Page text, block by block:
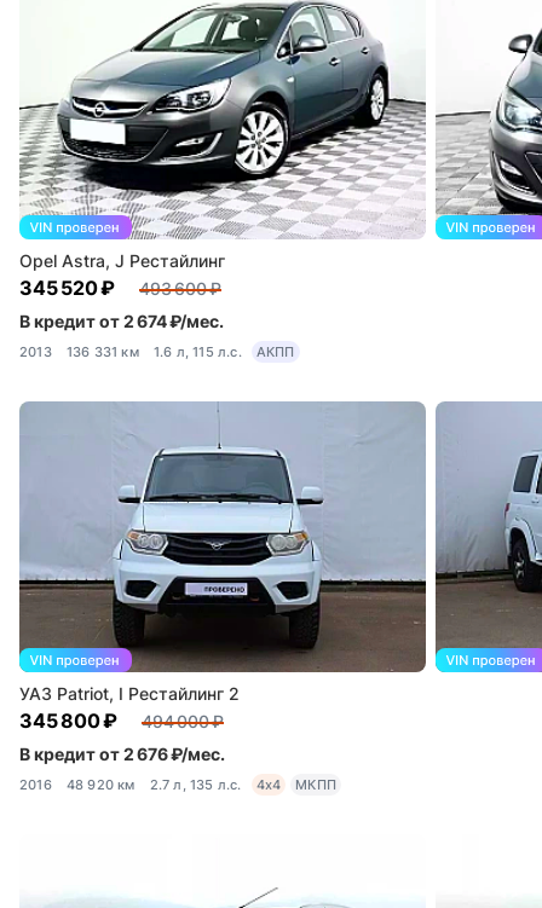
Opel Astra, J Рестайлинг
345 520 ₽
493 600 ₽
В кредит от 2 674 ₽/мес.
2013 136 331 км 1.6 л, 115 л.с. АКПП
УАЗ Patriot, I Рестайлинг 2
345 800 ₽
494 000 ₽
В кредит от 2 676 ₽/мес.
2016 48 920 км 2.7 л, 135 л.с. 4x4 МКПП